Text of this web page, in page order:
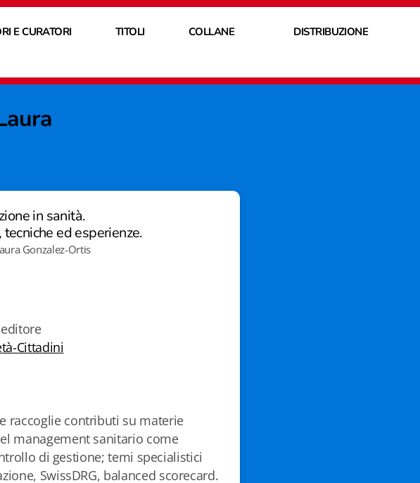
E CURATORI TITOLI COLLANE DISTRIBUZIONE
in sanità.
ed esperienze.
Gonzalez-Ortis
Cittadini
raccoglie contributi su materie
management sanitario come
di gestione; temi specialistici
SwissDRG, balanced scorecard.